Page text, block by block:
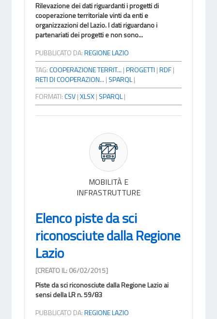
Rilevazione dei dati riguardanti i progetti di
cooperazione territoriale vinti da enti e
organizzazioni del Lazio. I dati riguardano i
partenariati dei progetti e non sono...
PUBBLICATO DA:REGIONE LAZIO
TAG:COOPERAZIONE TERRIT... |PROGETTI |RDF|
RETI DI COOPERAZION... | SPARQL|
FORMATI:CSV|XLSX| SPARQL|
MOBILITÀ E
INFRASTRUTTURE
Elenco piste da sci
riconosciute dalla Regione
Lazio
[CREATO IL: 06/02/2015]
Piste da sci riconosciute dalla Regione Lazio ai
sensi della LR n. 59/83
PUBBLICATO DA:REGIONE LAZIO